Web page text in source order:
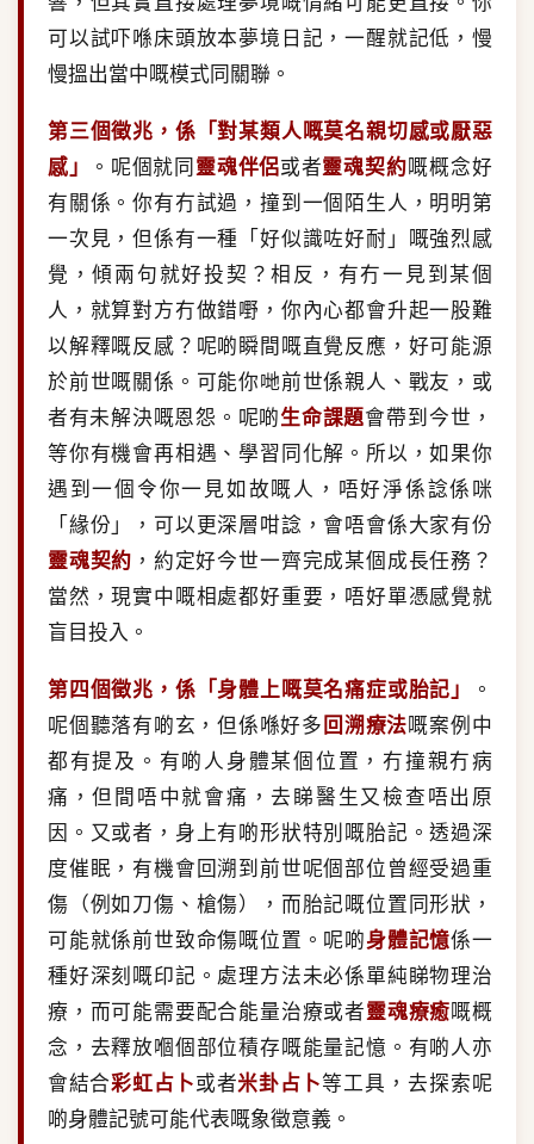
可以試吓喺床頭放本夢境日記，一醒就記低，慢
慢搵出當中嘅模式同關聯。
第三個徵兆，係「對某類人嘅莫名親切感或厭惡
感」
。呢個就同靈魂伴侶或者靈魂契約嘅概念好
有關係。你有冇試過，撞到一個陌生人，明明第
一次見，但係有一種「好似識咗好耐」嘅強烈感
覺，傾兩句就好投契？相反，有冇一見到某個
人，就算對方冇做錯嘢，你內心都會升起一股難
以解釋嘅反感？呢啲瞬間嘅直覺反應，好可能源
於前世嘅關係。可能你哋前世係親人、戰友，或
者有未解決嘅恩怨。呢啲生命課題會帶到今世，
等你有機會再相遇、學習同化解。所以，如果你
遇到一個令你一見如故嘅人，唔好淨係諗係咪
「緣份」，可以更深層咁諗，會唔會係大家有份
靈魂契約 ，約定好今世一齊完成某個成長任務？
當然，現實中嘅相處都好重要，唔好單憑感覺就
盲目投入。
第四個徵兆，係「身體上嘅莫名痛症或胎記」
。
呢個聽落有啲玄，但係喺好多回溯療法嘅案例中
都有提及。有啲人身體某個位置，冇撞親冇病
痛，但間唔中就會痛，去睇醫生又檢查唔出原
因。又或者，身上有啲形狀特別嘅胎記。透過深
度催眠，有機會回溯到前世呢個部位曾經受過重
傷（例如刀傷、槍傷），而胎記嘅位置同形狀，
可能就係前世致命傷嘅位置。呢啲身體記憶係一
種好深刻嘅印記。處理方法未必係單純睇物理治
療，而可能需要配合能量治療或者靈魂療癒嘅概
念，去釋放嗰個部位積存嘅能量記憶。有啲人亦
會結合彩虹占卜或者米卦占卜等工具，去探索呢
啲身體記號可能代表嘅象徵意義。